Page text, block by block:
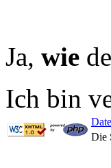
Ja, wie
Ich bin
Die